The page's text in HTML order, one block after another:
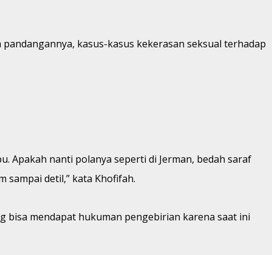
kasus-kasus kekerasan seksual terhadap
Apakah nanti polanya seperti di Jerman, bedah saraf
sampai detil,” kata Khofifah.
mendapat hukuman pengebirian karena saat ini